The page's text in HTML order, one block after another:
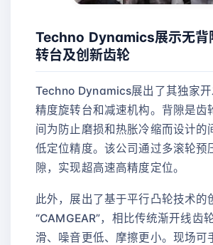
Techno Dynamics展示无背
转台及创新齿轮
Techno Dynamics展出了其独家
精度旋转台和减速机构。背隙是齿
间为防止磨损和热胀冷缩而设计的
低定位精度。该公司通过多滚轮预
隙，实现超高速高精度定位。
此外，展出了基于平行凸轮技术的
“CAMGEAR”，相比传统渐开线齿
滑、噪音更低、摩擦更小。现场可